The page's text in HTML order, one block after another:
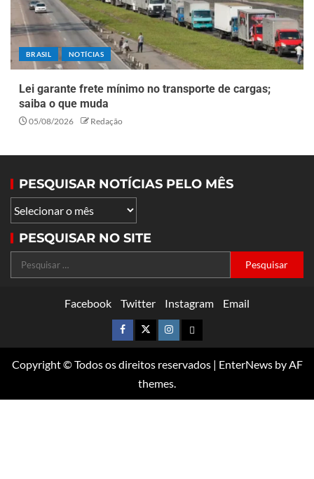
BRASIL NOTÍCIAS
Lei garante frete mínimo no transporte de cargas;
saiba o que muda
05/08/2026 Redação
PESQUISAR NOTÍCIAS PELO MÊS
PESQUISAR NO SITE
Facebook Twitter Instagram Email
Copyright © Todos os direitos reservados | EnterNewsby AF
themes.